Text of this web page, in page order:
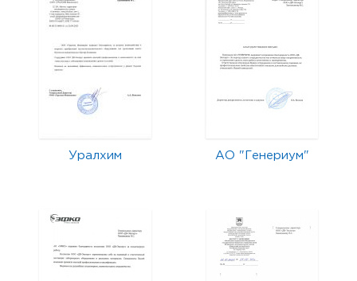
Уралхим АО "Генериум"